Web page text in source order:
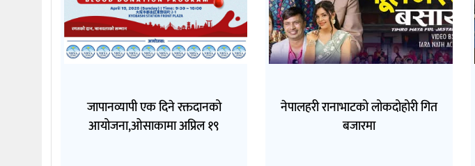
जापानव्यापी एक दिने रक्तदानको
आयोजना,ओसाकामा अप्रिल १९
नेपालहरी रानाभाटको लोकदोहोरी गित
बजारमा